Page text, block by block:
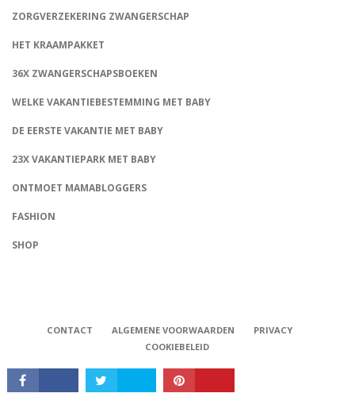
ZORGVERZEKERING ZWANGERSCHAP
HET KRAAMPAKKET
36X ZWANGERSCHAPSBOEKEN
WELKE VAKANTIEBESTEMMING MET BABY
DE EERSTE VAKANTIE MET BABY
23X VAKANTIEPARK MET BABY
ONTMOET MAMABLOGGERS
FASHION
SHOP
CONTACT ALGEMENE VOORWAARDEN
PRIVACY
COOKIEBELEID
Babystraatje.nl, Copyright © 2019